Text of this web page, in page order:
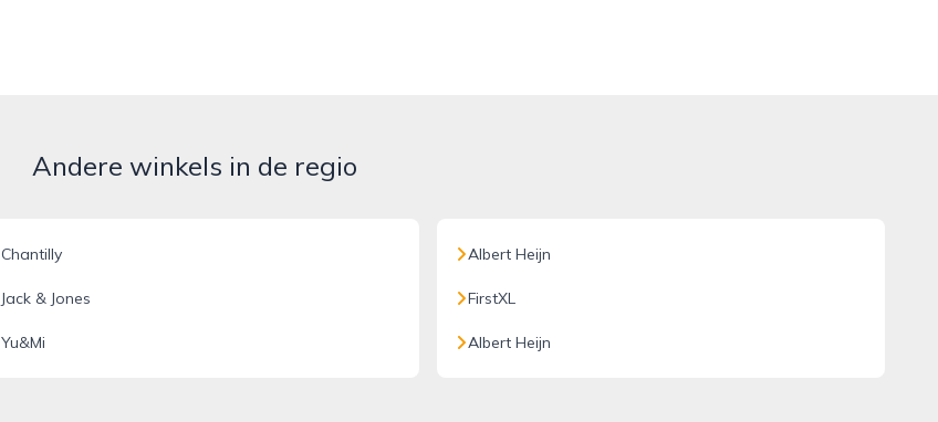
Andere winkels in de regio
Chantilly
Jack & Jones
Yu&Mi
Albert Heijn
FirstXL
Albert Heijn